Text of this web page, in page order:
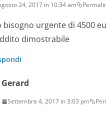
24, 2017 in 10:34 am
bisogno urgente di 4500
dimostrabile
Gerard
Settembre 4, 2017 in 3:03 pm